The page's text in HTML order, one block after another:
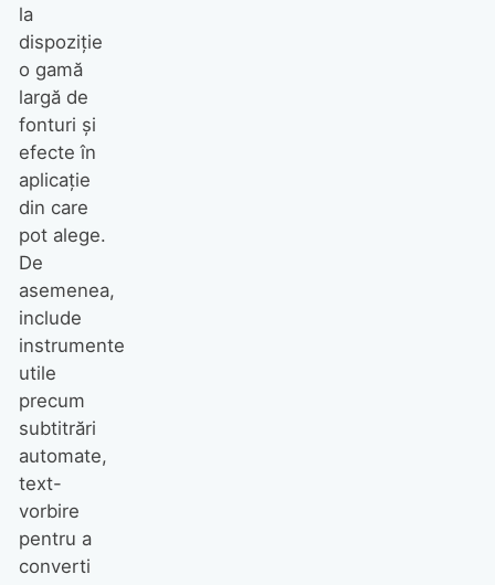
la
dispoziție
o gamă
largă de
fonturi și
efecte în
aplicație
din care
pot alege.
De
asemenea,
include
instrumente
utile
precum
subtitrări
automate,
text-
vorbire
pentru a
converti